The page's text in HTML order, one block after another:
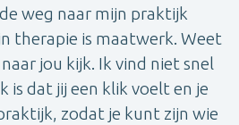
weg naar mijn praktijk
therapie is maatwerk. Weet
jou kijk. Ik vind niet snel
is dat jij een klik voelt en je
zodat je kunt zijn wie